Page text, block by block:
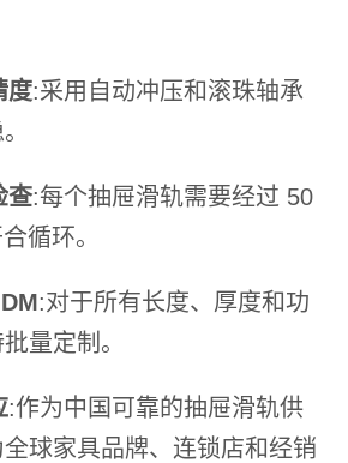
度:采用自动冲压和滚珠轴承
查:每个抽屉滑轨需要经过 50
循环。
:对于所有长度、厚度和功
量定制。
:作为中国可靠的抽屉滑轨供
球家具品牌、连锁店和经销